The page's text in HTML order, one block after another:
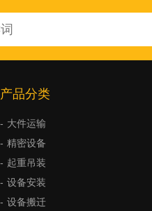
产品分类
大件运输
精密设备
起重吊装
设备安装
设备搬迁